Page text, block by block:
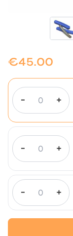
€45.00
- +
- +
- +